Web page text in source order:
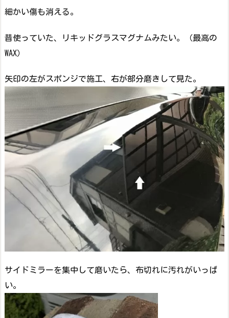
細かい傷も消える。
昔使っていた、リキッドグラスマグナムみたい。（最高の
WAX）
矢印の左がスポンジで施工、右が部分磨きして見た。
サイドミラーを集中して磨いたら、布切れに汚れがいっぱ
い。